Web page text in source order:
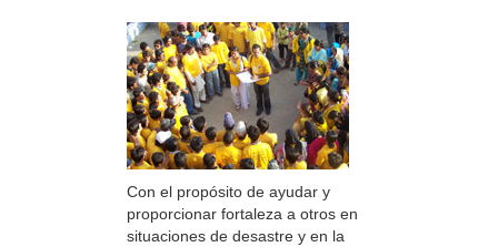
Con el propósito de ayudar y
proporcionar fortaleza a otros en
situaciones de desastre y en la